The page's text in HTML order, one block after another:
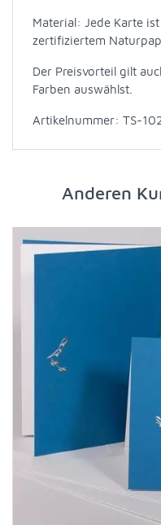
Material: Jede Karte
zertifiziertem
Der Preisvorteil gilt
Farben auswählst.
Artikelnummer: TS-
Anderen